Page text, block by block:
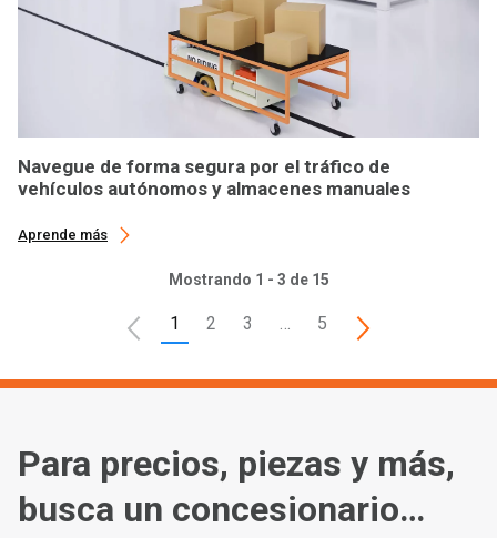
Navegue de forma segura por el tráfico de
vehículos autónomos y almacenes manuales
Aprende más
Mostrando 1 - 3 de 15
1 2 3 … 5
Para precios, piezas y más,
busca un concesionario